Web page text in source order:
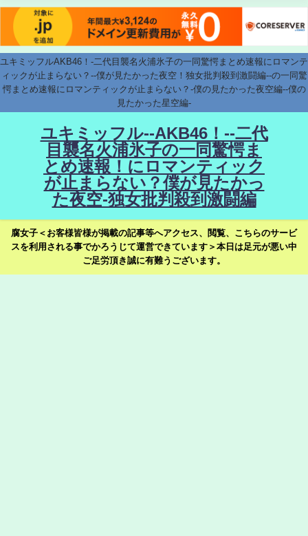
ユキミッフルAKB46！-二代目襲名火浦氷子の一同驚愕まとめ速報にロマンテ
ィックが止まらない？--僕が見たかった夜空！独女批判殺到激闘編--の一同驚
愕まとめ速報にロマンティックが止まらない？-僕の見たかった夜空編--僕の
見たかった星空編-
ユキミッフル--AKB46！--二代
目襲名火浦氷子の一同驚愕ま
とめ速報！にロマンティック
が止まらない？僕が見たかっ
た夜空-独女批判殺到激闘編
腐女子＜お客様皆様が掲載の記事等へアクセス、閲覧、こちらのサービ
スを利用される事でかろうじて運営できています＞本日は足元が悪い中
ご足労頂き誠に有難うございます。